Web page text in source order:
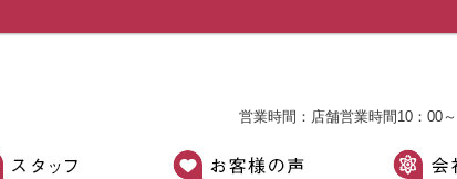
営業時間：店舗営業時間10：00